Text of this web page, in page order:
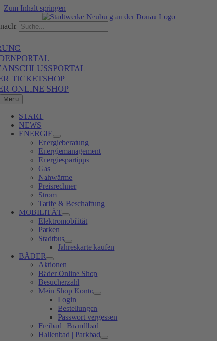
Zum Inhalt springen
TICKETSHOP
ONLINE SHOP
Menü
START
NEWS
ENERGIE
Energieberatung
Energiemanagement
Energiespartipps
Gas
Nahwärme
Preisrechner
Strom
Tarife & Beschaffung
MOBILITÄT
Elektromobilität
Parken
Stadtbus
Jahreskarte kaufen
BÄDER
Aktionen
Bäder Online Shop
Besucherzahl
Mein Shop Konto
Login
Bestellungen
Passwort vergessen
Freibad | Brandlbad
Hallenbad | Parkbad